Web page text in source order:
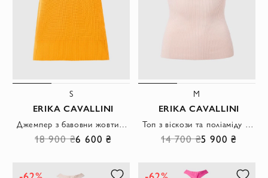
S
ERIKA CAVALLINI
18 900 ₴6 600 ₴
M
ERIKA CAVALLINI
14 700 ₴5 900 ₴